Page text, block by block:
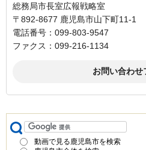
総務局市長室広報戦略室
〒892-8677 鹿児島市山下町11-1
電話番号：099-803-9547
ファクス：099-216-1134
動画で見る鹿児島市を検索